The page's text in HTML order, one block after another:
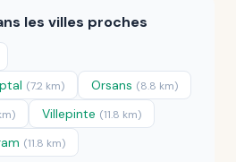
les villes proches
(7.2 km) Orsans (8.8 km)
Villepinte (11.8 km)
(11.8 km)